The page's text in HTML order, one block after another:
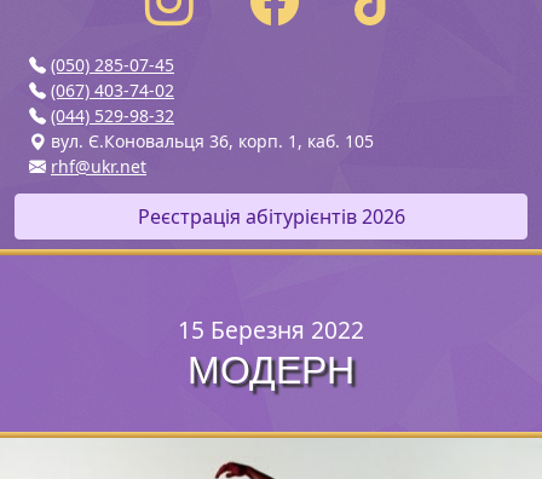
(050) 285-07-45
(067) 403-74-02
(044) 529-98-32
вул. Є.Коновальця 36, корп. 1, каб. 105
rhf@ukr.net
Реєстрація абітурієнтів 2026
15 Березня 2022
МОДЕРН